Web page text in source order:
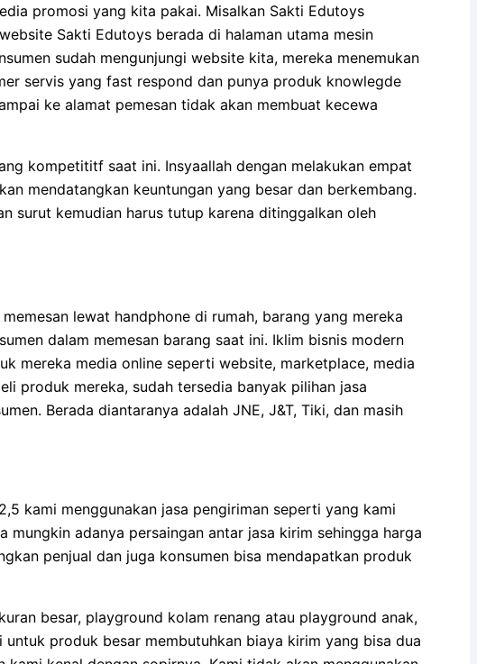
promosi yang kita pakai. Misalkan Sakti Edutoys
Sakti Edutoys berada di halaman utama mesin
sudah mengunjungi website kita, mereka menemukan
servis yang fast respond dan punya produk knowlegde
ke alamat pemesan tidak akan membuat kecewa
kompetititf saat ini. Insyaallah dengan melakukan empat
mendatangkan keuntungan yang besar dan berkembang.
surut kemudian harus tutup karena ditinggalkan oleh
lewat handphone di rumah, barang yang mereka
dalam memesan barang saat ini. Iklim bisnis modern
mereka media online seperti website, marketplace, media
produk mereka, sudah tersedia banyak pilihan jasa
Berada diantaranya adalah JNE, J&T, Tiki, dan masih
kami menggunakan jasa pengiriman seperti yang kami
adanya persaingan antar jasa kirim sehingga harga
penjual dan juga konsumen bisa mendapatkan produk
besar, playground kolam renang atau playground anak,
produk besar membutuhkan biaya kirim yang bisa dua